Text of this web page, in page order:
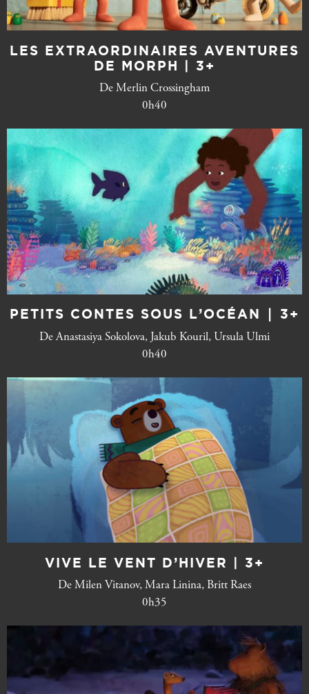
LES EXTRAORDINAIRES AVENTURES
DE MORPH | 3+
De Merlin Crossingham
0h40
PETITS CONTES SOUS L’OCÉAN ∣ 3+
De Anastasiya Sokolova, Jakub Kouril, Ursula Ulmi
0h40
VIVE LE VENT D’HIVER | 3+
De Milen Vitanov, Mara Linina, Britt Raes
0h35